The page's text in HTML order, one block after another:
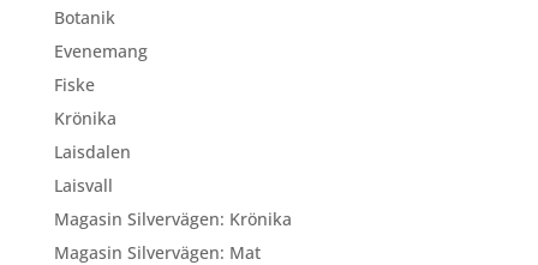
Botanik
Evenemang
Fiske
Krönika
Laisdalen
Laisvall
Magasin Silvervägen: Krönika
Magasin Silvervägen: Mat